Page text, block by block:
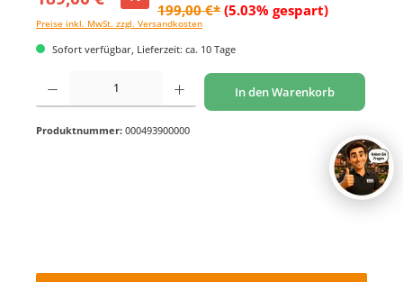
199,00 €* (5.03% gespart)
Preise inkl. MwSt. zzgl. Versandkosten
Sofort verfügbar, Lieferzeit: ca. 10 Tage
Produkt Anzahl: Gib den gewünschten Wert ein oder benutze die Schaltflächen um
In den Warenkorb
Produktnummer: 000493900000